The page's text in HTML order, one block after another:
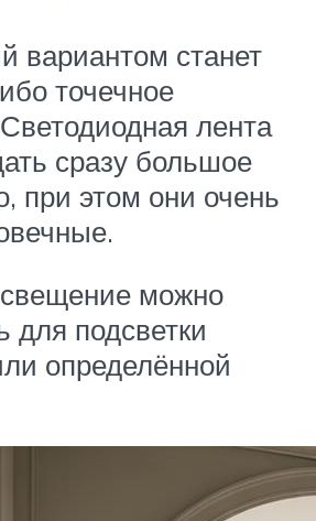
вариантом станет
точечное
лента
сразу большое
при этом они очень
можно
для подсветки
определённой